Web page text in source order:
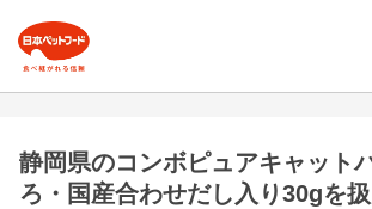
静岡県のコンボピュアキャット
ろ・国産合わせだし入り30gを